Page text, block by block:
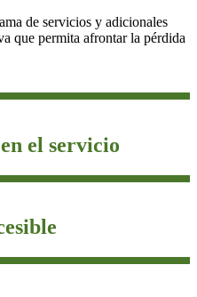
de servicios y adicionales
que permita afrontar la pérdida
el servicio